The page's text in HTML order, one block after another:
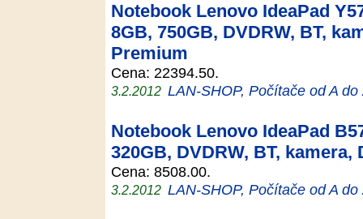
Notebook Lenovo IdeaPad
8GB, 750GB, DVDRW, BT,
Premium
Cena: 22394.50.
3.2.2012 LAN-SHOP, Počítače od A do
Notebook Lenovo IdeaPad
320GB, DVDRW, BT, kamera,
Cena: 8508.00.
3.2.2012 LAN-SHOP, Počítače od A do